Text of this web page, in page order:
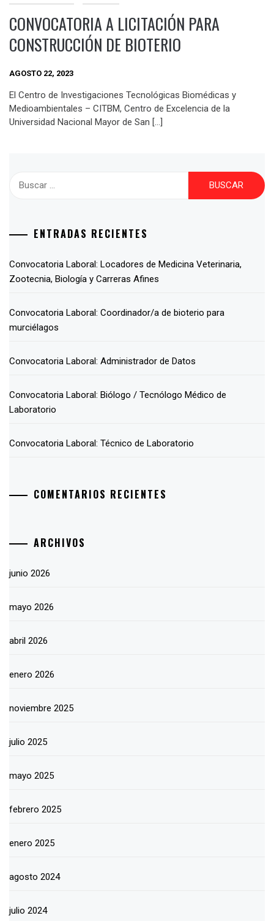
CONVOCATORIA A LICITACIÓN PARA
CONSTRUCCIÓN DE BIOTERIO
AGOSTO 22, 2023
El Centro de Investigaciones Tecnológicas Biomédicas y
Medioambientales – CITBM, Centro de Excelencia de la
Universidad Nacional Mayor de San […]
ENTRADAS RECIENTES
Convocatoria Laboral: Locadores de Medicina Veterinaria,
Zootecnia, Biología y Carreras Afines
Convocatoria Laboral: Coordinador/a de bioterio para
murciélagos
Convocatoria Laboral: Administrador de Datos
Convocatoria Laboral: Biólogo / Tecnólogo Médico de
Laboratorio
Convocatoria Laboral: Técnico de Laboratorio
COMENTARIOS RECIENTES
ARCHIVOS
junio 2026
mayo 2026
abril 2026
enero 2026
noviembre 2025
julio 2025
mayo 2025
febrero 2025
enero 2025
agosto 2024
julio 2024